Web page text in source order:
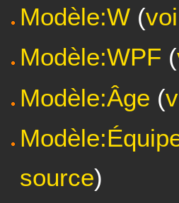
Modèle:W (
Modèle:WPF (
Modèle:Âge (
source)